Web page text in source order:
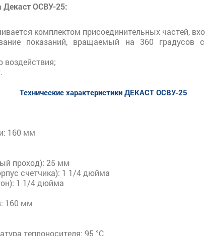
Декаст ОСВУ-25:
комплектом присоединительных частей,
показаний, вращаемый на 360
воздействия;
Технические характеристики ДЕКАСТ ОСВУ-25
160 мм
проход): 25 мм
счетчика): 1 1/4 дюйма
1 1/4 дюйма
160 мм
теплоносителя: 95 °С